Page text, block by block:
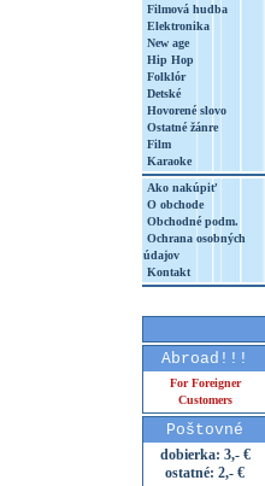
Filmová hudba
Elektronika
New age
Hip Hop
Folklór
Detské
Hovorené slovo
Ostatné žánre
Film
Karaoke
Ako nakúpiť
O obchode
Obchodné podm.
Ochrana osobných
údajov
Kontakt
Abroad!!!
For Foreigner
Customers
Poštovné
dobierka: 3,- €
ostatné: 2,- €